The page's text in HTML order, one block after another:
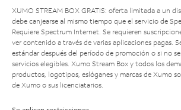
XUMO STREAM BOX GRATIS: oferta limitada a un
debe canjearse al mismo tiempo que el servicio de
Requiere Spectrum Internet. Se requieren
ver contenido a través de varias aplicaciones pagas.
estándar después del período de promoción o si no
servicios elegibles. Xumo Stream Box y todos los
productos, logotipos, eslóganes y marcas de Xumo
de Xumo o sus licenciatarios.